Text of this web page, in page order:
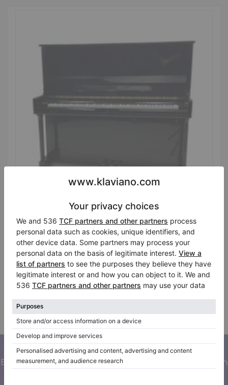
Verkaufspreis:
$3,795.15
Hot
Samick SU 131, 131 cm, schwarz hochglänzend,
hochgebautes Klavier
Jahr: 1991 Höhe:51″
Land:Niederlande
Stadt:Veenendaal
Klavierhändler/Klavierstimmer/
Verifizierter Verkäufer
Abonnieren Sie unseren Newsletter
Bleiben Sie auf dem Laufenden mit allen Neuigkeiten von